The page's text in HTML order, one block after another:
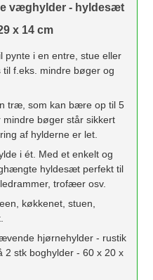
væghylder - hyldesæt
x 14 cm
pynte i en entre, stue eller
f.eks. mindre bøger og
træ, som kan bære op til 5
mindre bøger står sikkert
af hylderne er let.
i ét. Med et enkelt og
hyldesæt perfekt til
trofæer osv.
køkkenet, stuen,
hjørnehylder - rustik
stk boghylder - 60 x 20 x